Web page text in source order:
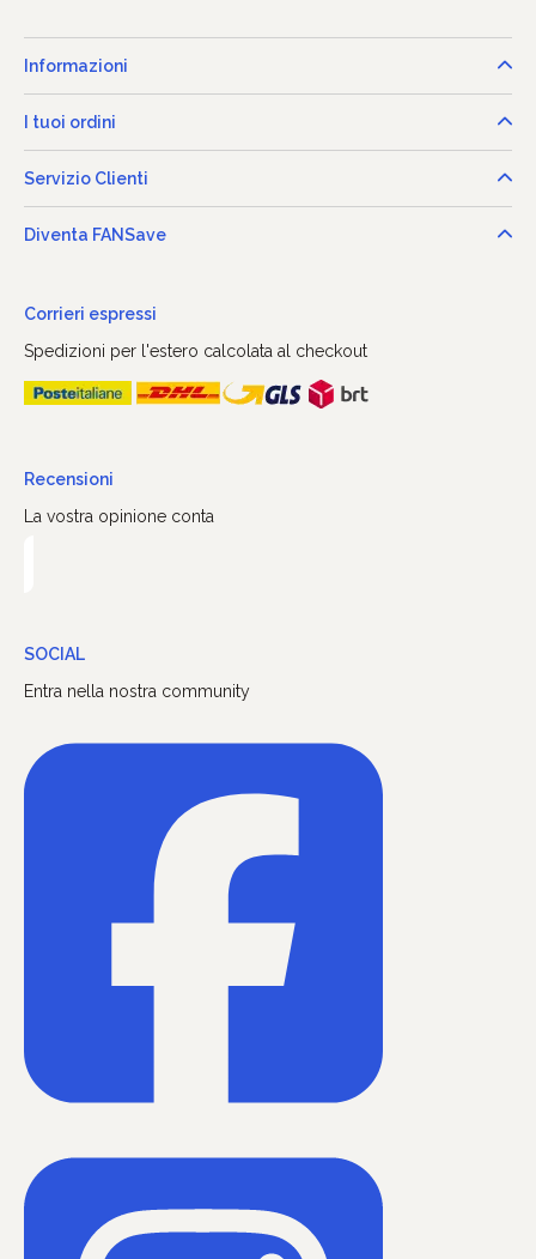
Informazioni
I tuoi ordini
Servizio Clienti
Diventa FANSave
Corrieri espressi
Spedizioni per l'estero calcolata al checkout
Recensioni
La vostra opinione conta
SOCIAL
Entra nella nostra community